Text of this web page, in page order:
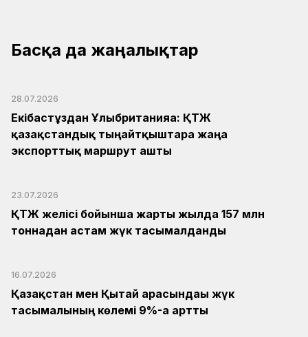
Басқа да жаңалықтар
28.07.2026
Екібастұздан Ұлыбританияға: ҚТЖ
қазақстандық тыңайтқыштарға жаңа
экспорттық маршрут ашты
23.07.2026
ҚТЖ желісі бойынша жарты жылда 157 млн
тоннадан астам жүк тасымалданды
16.07.2026
Қазақстан мен Қытай арасындағы жүк
тасымалының көлемі 9%-ға артты